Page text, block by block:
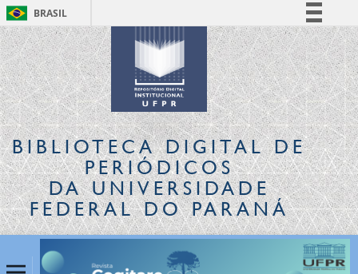
BRASIL
Simplifique!
Comunica BR
Participe
Acesso à informação
Legislação
Canais
BIBLIOTECA DIGITALDE
PERIÓDICOS
DA UNIVERSIDADE
FEDERAL DO PARANÁ